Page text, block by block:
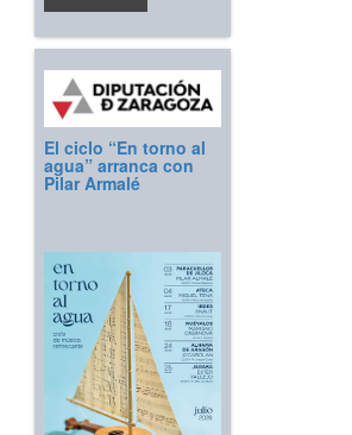
El ciclo “En torno al
agua” arranca con
Pilar Armalé